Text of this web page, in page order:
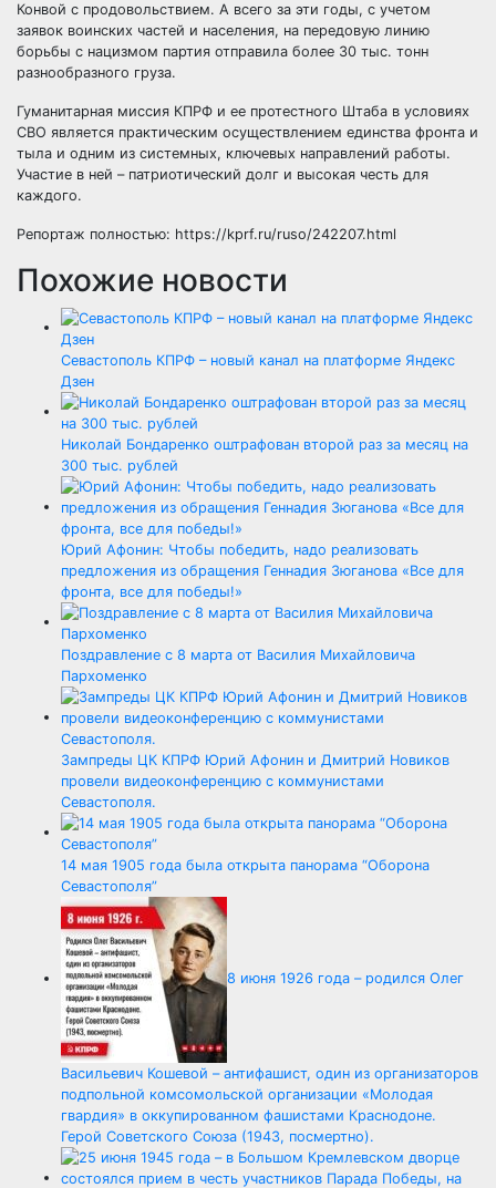
Конвой с продовольствием. А всего за эти годы, с учетом
заявок воинских частей и населения, на передовую линию
борьбы с нацизмом партия отправила более 30 тыс. тонн
разнообразного груза.
Гуманитарная миссия КПРФ и ее протестного Штаба в условиях
СВО является практическим осуществлением единства фронта и
тыла и одним из системных, ключевых направлений работы.
Участие в ней – патриотический долг и высокая честь для
каждого.
Репортаж полностью: https://kprf.ru/ruso/242207.html
Похожие новости
Севастополь КПРФ – новый канал на платформе Яндекс
Дзен
Николай Бондаренко оштрафован второй раз за месяц на
300 тыс. рублей
Юрий Афонин: Чтобы победить, надо реализовать
предложения из обращения Геннадия Зюганова «Все для
фронта, все для победы!»
Поздравление с 8 марта от Василия Михайловича
Пархоменко
Зампреды ЦК КПРФ Юрий Афонин и Дмитрий Новиков
провели видеоконференцию с коммунистами
Севастополя.
14 мая 1905 года была открыта панорама “Оборона
Севастополя”
8 июня 1926 года – родился Олег
Васильевич Кошевой – антифашист, один из организаторов
подпольной комсомольской организации «Молодая
гвардия» в оккупированном фашистами Краснодоне.
Герой Советского Союза (1943, посмертно).